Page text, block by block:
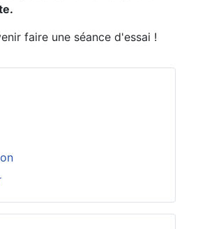
faire une séance d'essai !